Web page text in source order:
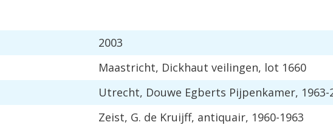
2003
Maastricht, Dickhaut veilingen, lot 1660
Utrecht, Douwe Egberts Pijpenkamer, 1963-
Zeist, G. de Kruijff, antiquair, 1960-1963